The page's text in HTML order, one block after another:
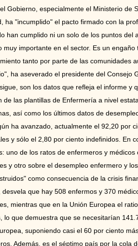
Gobierno, especialmente el Ministerio de
ha "incumplido" el pacto firmado con la
han cumplido ni un solo de los puntos del
muy importante en el sector. Es un
tanto por parte de las comunidades
ha aseverado el presidente del Consejo
son los datos que refleja el informe y
de las plantillas de Enfermería a nivel
así como los últimos datos de
ha avanzado, actualmente el 92,20 por
y sólo el 2,80 por ciento indefinidos. En
uno de los ratos de enfermeros y
y otro sobre el desempleo enfermero y
como consecuencia de la crisis
desvela que hay 508 enfermos y 370
mientras que en la Unión Europea el
lo que demuestra que se necesitarían
suponiendo casi el 60 por ciento
Además, es el séptimo país por la cola